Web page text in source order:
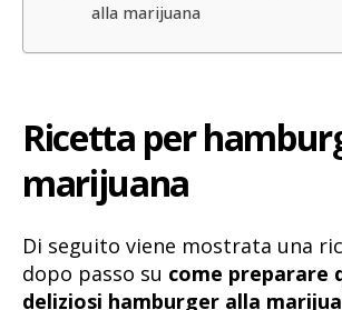
alla marijuana
Ricetta per
marijuana
Di seguito viene mostrata una
dopo passo su come preparare
deliziosi hamburger alla